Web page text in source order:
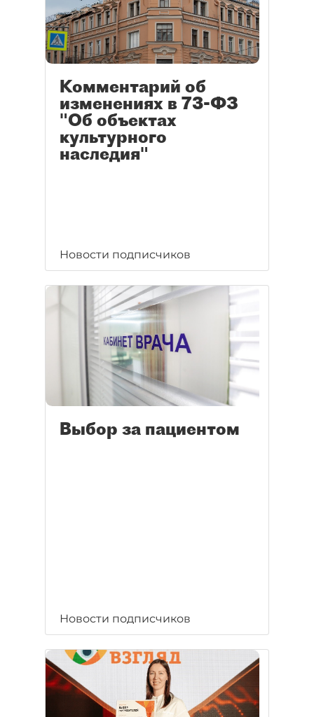
Комментарий об
изменениях в 73-ФЗ
"Об объектах
культурного
наследия"
Новости подписчиков
Выбор за пациентом
Новости подписчиков